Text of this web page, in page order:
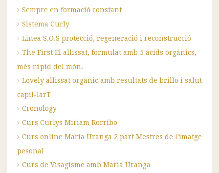
Sempre en formació constant
Sistema Curly
Linea S.O.S protecció, regeneració i reconstrucció
The First El allissat, formulat amb 5 ácids orgánics,
mès rápid del món.
Lovely allissat orgànic amb resultats de brillo i salut
capil-larT
Cronology
Curs Curlys Miriam Rorribo
Curs online Maria Uranga 2 part Mestres de l'imatge
pesonal
Curs de Visagisme amb Maria Uranga